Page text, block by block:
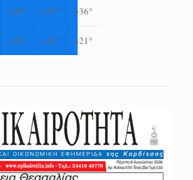
+39° +37° +36°
+24° +23° +21°